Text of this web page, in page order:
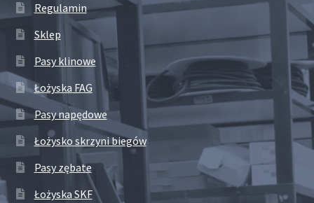
Regulamin
Sklep
Pasy klinowe
Łożyska FAG
Pasy napędowe
Łożysko skrzyni biegów
Pasy zębate
Łożyska SKF